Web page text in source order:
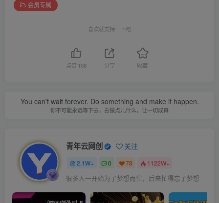
会员专属
喜欢就支持一下吧
点赞 108 分享 收藏
You can't wait forever. Do something and make it happen.
你不可能永远等下去，去做点儿什么，让一切成真
青年云网创 关注
2.1W+ 0 78 1122W+
很多人一开始为了梦想而忙，后来忙得忘了梦想